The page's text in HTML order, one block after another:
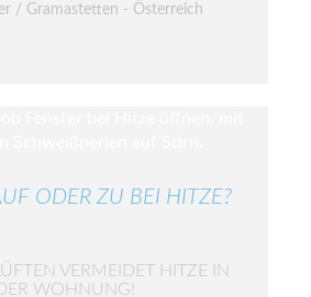
/ Gramastetten - Österreich
ODER ZU BEI HITZE?
VERMEIDET HITZE IN
WOHNUNG!